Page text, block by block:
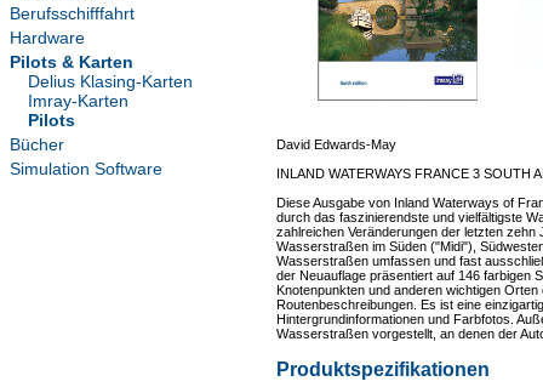
Berufsschifffahrt
Hardware
Pilots & Karten
Delius Klasing-Karten
Imray-Karten
Pilots
Bücher
Simulation Software
David Edwards-May
INLAND WATERWAYS FRANCE 3 SOUTH
Diese Ausgabe von Inland Waterways of
durch das faszinierendste und vielfältigste
zahlreichen Veränderungen der letzten
Wasserstraßen im Süden ("Midi"),
Wasserstraßen umfassen und fast
der Neuauflage präsentiert auf 146 farbigen
Knotenpunkten und anderen wichtigen
Routenbeschreibungen. Es ist eine
Hintergrundinformationen und Farbfotos.
Wasserstraßen vorgestellt, an denen der
Produktspezifikationen